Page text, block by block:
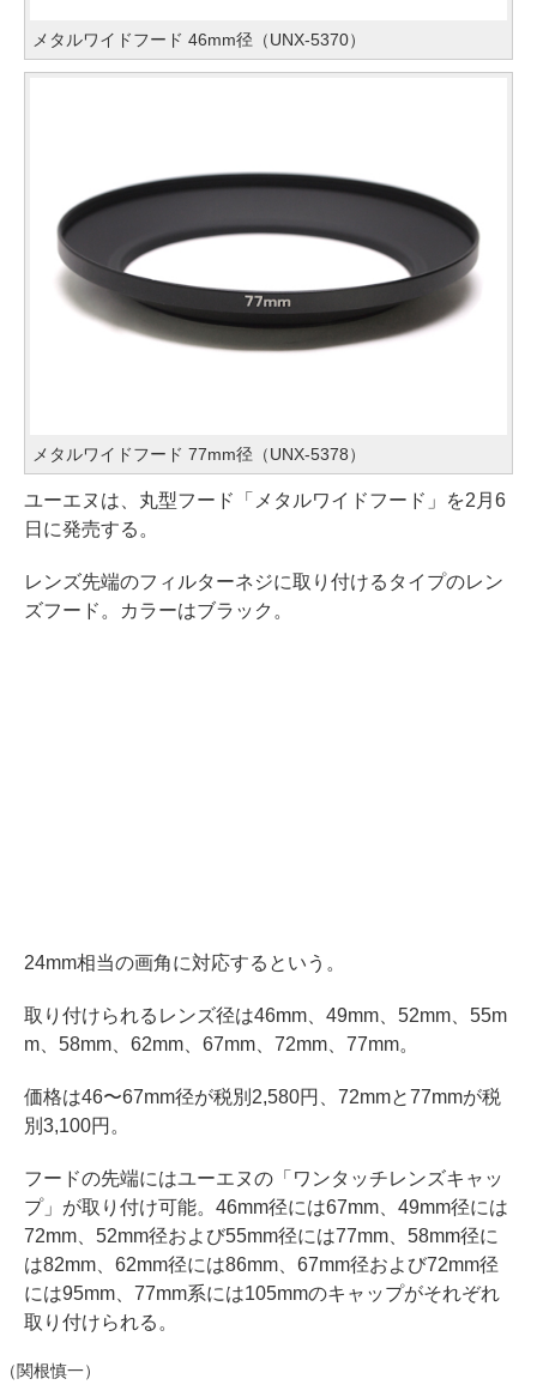
メタルワイドフード 46mm径（UNX-5370）
メタルワイドフード 77mm径（UNX-5378）
ユーエヌは、丸型フード「メタルワイドフード」を2月6
日に発売する。
レンズ先端のフィルターネジに取り付けるタイプのレン
ズフード。カラーはブラック。
24mm相当の画角に対応するという。
取り付けられるレンズ径は46mm、49mm、52mm、55m
m、58mm、62mm、67mm、72mm、77mm。
価格は46〜67mm径が税別2,580円、72mmと77mmが税
別3,100円。
フードの先端にはユーエヌの「ワンタッチレンズキャッ
プ」が取り付け可能。46mm径には67mm、49mm径には
72mm、52mm径および55mm径には77mm、58mm径に
は82mm、62mm径には86mm、67mm径および72mm径
には95mm、77mm系には105mmのキャップがそれぞれ
取り付けられる。
（関根慎一）